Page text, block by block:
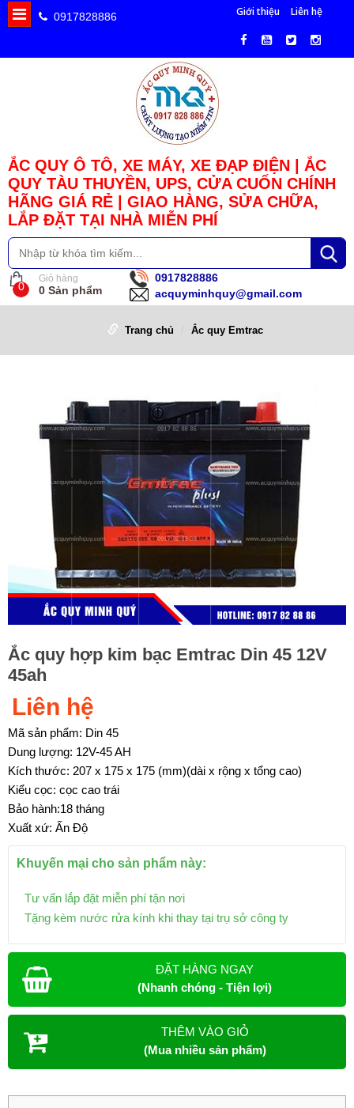
0917828886 Giới thiệu Liên hệ
ẮC QUY Ô TÔ, XE MÁY, XE ĐẠP ĐIỆN | ẮC
QUY TÀU THUYỀN, UPS, CỬA CUỐN CHÍNH
HÃNG GIÁ RẺ | GIAO HÀNG, SỬA CHỮA,
LẮP ĐẶT TẠI NHÀ MIỄN PHÍ
0
Giỏ hàng
0 Sản phẩm
0917828886
acquyminhquy@gmail.com
Trang chủ Ắc quy Emtrac
Ắc quy hợp kim bạc Emtrac Din 45 12V
45ah
Liên hệ
Mã sản phẩm: Din 45
Dung lượng: 12V-45 AH
Kích thước: 207 x 175 x 175 (mm)(dài x rộng x tổng cao)
Kiểu cọc: cọc cao trái
Bảo hành:18 tháng
Xuất xứ: Ấn Độ
Khuyến mại cho sản phẩm này:
Tư vấn lắp đặt miễn phí tận nơi
Tặng kèm nước rửa kính khi thay tại trụ sở công ty
ĐẶT HÀNG NGAY
(Nhanh chóng - Tiện lợi)
THÊM VÀO GIỎ
(Mua nhiều sản phẩm)